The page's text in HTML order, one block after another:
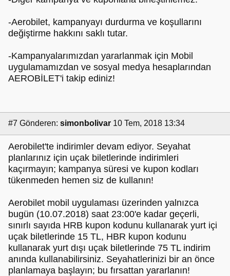
-Aerobilet, kampanyayı durdurma ve koşullarını
değiştirme hakkını saklı tutar.
-Kampanyalarımızdan yararlanmak için Mobil
uygulamamızdan ve sosyal medya hesaplarından
AEROBİLET'i takip ediniz!
#7 Gönderen: simonbolivar 10 Tem, 2018 13:34
Aerobilet'te indirimler devam ediyor. Seyahat
planlarınız için uçak biletlerinde indirimleri
kaçırmayın; kampanya süresi ve kupon kodları
tükenmeden hemen siz de kullanın!
Aerobilet mobil uygulaması üzerinden yalnızca
bugün (10.07.2018) saat 23:00'e kadar geçerli,
sınırlı sayıda HRB kupon kodunu kullanarak yurt içi
uçak biletlerinde 15 TL, HBR kupon kodunu
kullanarak yurt dışı uçak biletlerinde 75 TL indirim
anında kullanabilirsiniz. Seyahatlerinizi bir an önce
planlamaya başlayın; bu fırsattan yararlanın!